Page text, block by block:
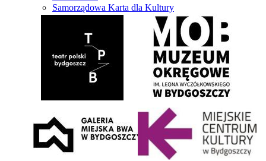
Samorządowa Karta dla Kultury